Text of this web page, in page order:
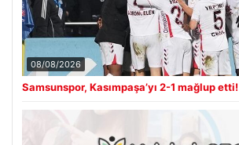
08/08/2026
Samsunspor, Kasımpaşa’yı 2-1 mağlup etti!